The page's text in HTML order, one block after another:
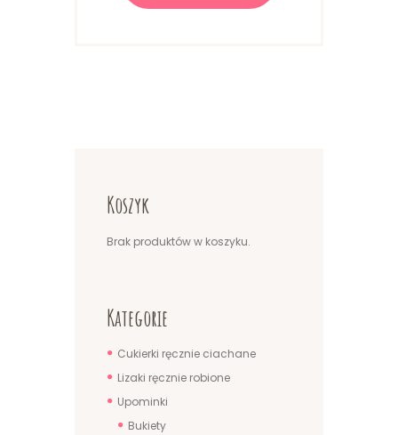
Koszyk
Brak produktów w koszyku.
Kategorie
Cukierki ręcznie ciachane
Lizaki ręcznie robione
Upominki
Bukiety